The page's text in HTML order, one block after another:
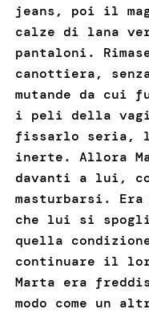
jeans, poi il
calze di lana
pantaloni.
canottiera,
mutande da cui
i peli della
fissarlo seria,
inerte. Allora
davanti a lui,
masturbarsi.
che lui si
quella
continuare il
Marta era
modo come un